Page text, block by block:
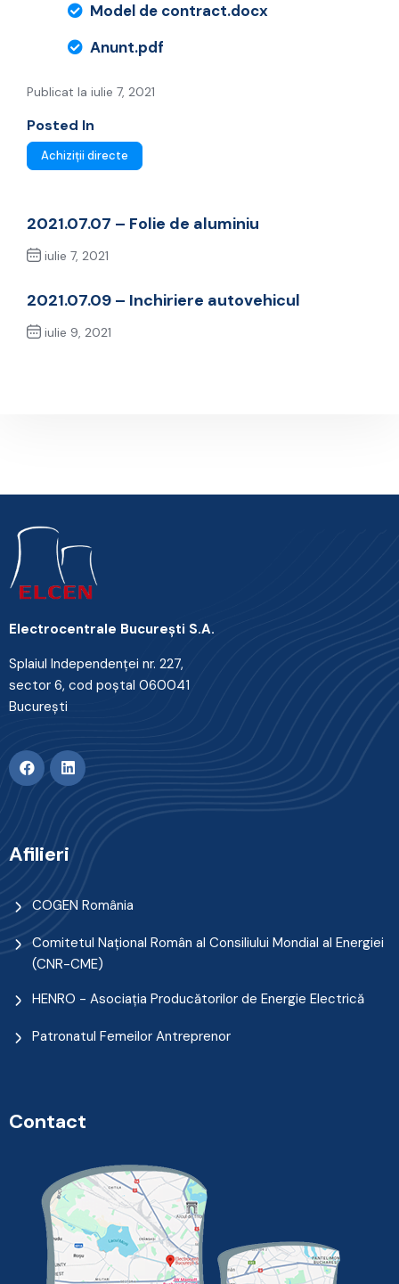
Model de contract.docx
Anunt.pdf
Publicat la iulie 7, 2021
Posted In
Achiziții directe
2021.07.07 – Folie de aluminiu
iulie 7, 2021
2021.07.09 – Inchiriere autovehicul
iulie 9, 2021
Electrocentrale Bucureşti S.A.
Splaiul Independenţei nr. 227,
sector 6, cod poştal 060041
Bucureşti
Afilieri
COGEN România
Comitetul Naţional Român al Consiliului Mondial al Energiei
(CNR-CME)
HENRO - Asociația Producătorilor de Energie Electrică
Patronatul Femeilor Antreprenor
Contact